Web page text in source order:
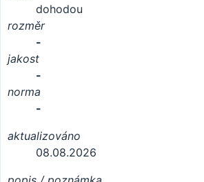
dohodou
rozměr
-
jakost
-
norma
-
aktualizováno
08.08.2026